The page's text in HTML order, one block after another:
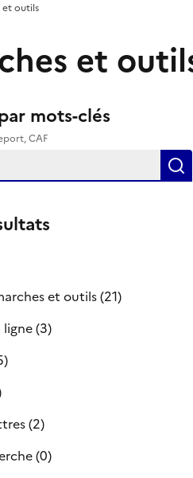
et outils
et
et filtrer
mots-clés
CAF
et outils (21)
(3)
(2)
(0)